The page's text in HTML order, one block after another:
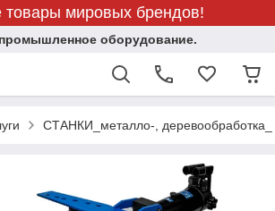
товары мировых брендов!
оборудование.
СТАНКИ_металло-, деревообработка_